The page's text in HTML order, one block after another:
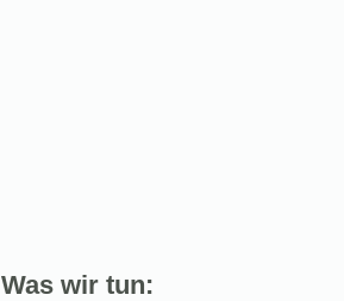
Was wir tun: